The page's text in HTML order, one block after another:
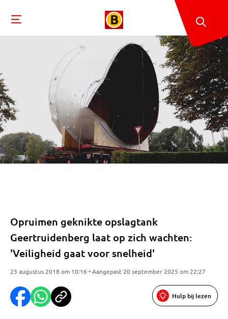
Opruimen geknikte opslagtank
Geertruidenberg laat op zich wachten:
'Veiligheid gaat voor snelheid'
23 augustus 2018 om 10:16 • Aangepast 20 september 2025 om 22:27
Hulp bij lezen